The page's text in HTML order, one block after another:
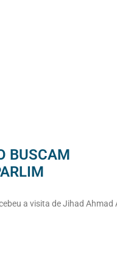
BUSCAM
a visita de Jihad